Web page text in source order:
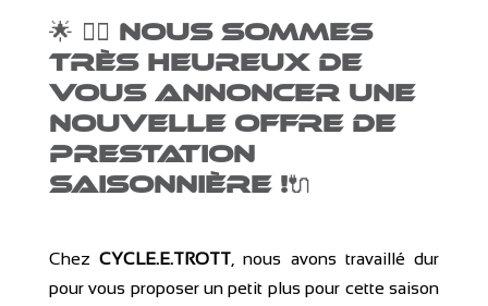
🌟 🚴‍♂️ Nous sommes
très heureux de
vous annoncer une
nouvelle offre de
prestation
saisonnière !🔌
ChezCYCLE.E.TROTT , nous avons travaillé dur
pour vous proposer un petit plus pour cette saison